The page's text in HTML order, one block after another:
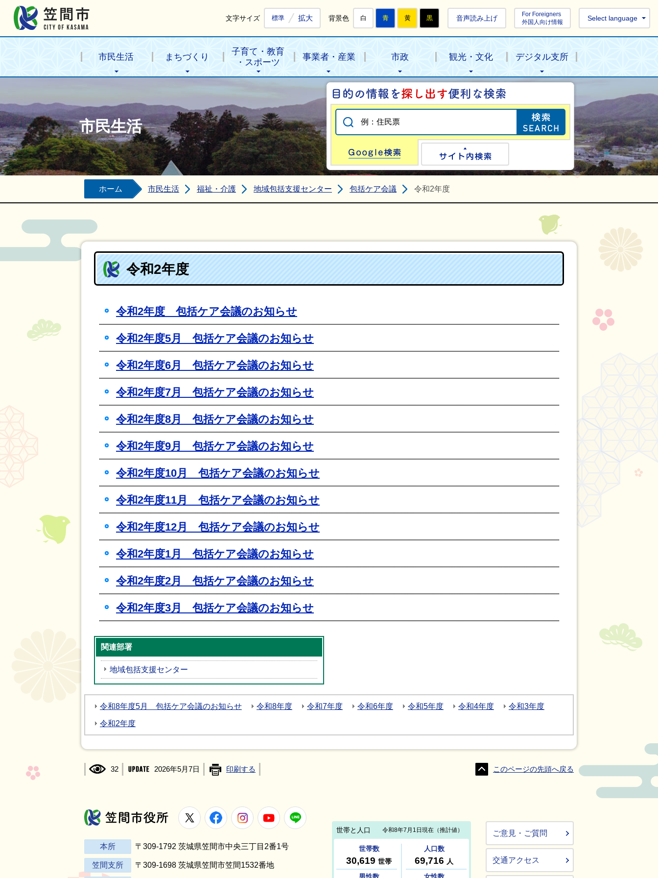
文字サイズ 標準 拡大 背景色 白 青 黄 黒 音声読み上げ
For Foreigners
外国人向け情報
Select language
市民生活 まちづくり
子育て・教育
・スポーツ
事業者・産業 市政 観光・文化 デジタル支所
市民生活
目的の情報を探
Google検索
ホーム 市民生活 福祉・介護 地域包括支援センター 包括ケア会議 令和2年度
令和2年度
令和2年度 包括ケア会議のお知らせ
令和2年度5月 包括ケア会議のお知らせ
令和2年度6月 包括ケア会議のお知らせ
令和2年度7月 包括ケア会議のお知らせ
令和2年度8月 包括ケア会議のお知らせ
令和2年度9月 包括ケア会議のお知らせ
令和2年度10月 包括ケア会議のお知らせ
令和2年度11月 包括ケア会議のお知らせ
令和2年度12月 包括ケア会議のお知らせ
令和2年度1月 包括ケア会議のお知らせ
令和2年度2月 包括ケア会議のお知らせ
令和2年度3月 包括ケア会議のお知らせ
関連部署
地域包括支援センター
令和8年度5月 包括ケア会議のお知らせ 令和8年度 令和7年度 令和6年度 令和5年度 令和4年度 令和3年度
令和2年度
32 2026年5月7日 印刷する このページの先頭へ戻る
笠間市役所
X FacebookInstagramYoutube
本所 〒309-1792 茨城県笠間市中央三丁目2番1号
笠間支所 〒309-1698 茨城県笠間市笠間1532番地
ご意見・ご質問
交通アクセス